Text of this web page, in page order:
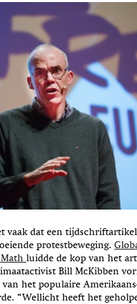
vaak dat een tijdschriftartikel
protestbeweging.
luidde de kop van het
Bill McKibben
het populaire
“Wellicht heeft het